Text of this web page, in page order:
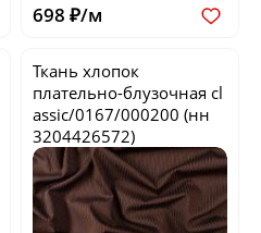
698 ₽/м
Ткань хлопок
плательно-блузочная cl
assic/0167/000200 (нн
3204426572)